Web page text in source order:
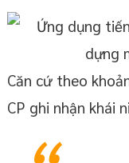
Căn cứ theo
CP ghi nhận khái